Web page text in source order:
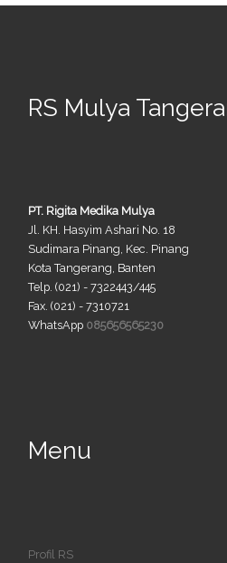
RS Mulya
PT. Rigita Medika Mulya
Jl. KH. Hasyim Ashari No. 18
Sudimara Pinang, Kec. Pinang
Kota Tangerang, Banten
Telp. (021) - 7322443/445
Fax. (021) - 7310721
WhatsApp 085656565230
Menu
Profil RS